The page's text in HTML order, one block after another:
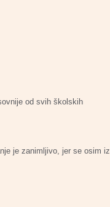
od svih školskih
je zanimljivo, jer se osim iz